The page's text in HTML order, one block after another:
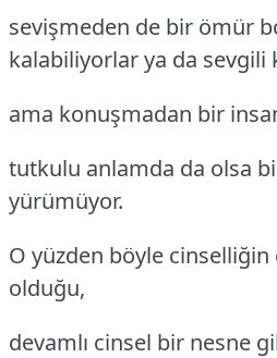
sevişmeden de bir ömür
kalabiliyorlar ya da sevgili
ama konuşmadan bir
tutkulu anlamda da olsa
yürümüyor.
O yüzden böyle
olduğu,
devamlı cinsel bir nesne